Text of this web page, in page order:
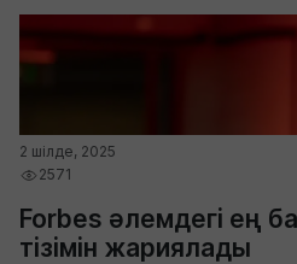
2 шілде, 2025
2571
Forbes әлемдегі ең
тізімін жариялады